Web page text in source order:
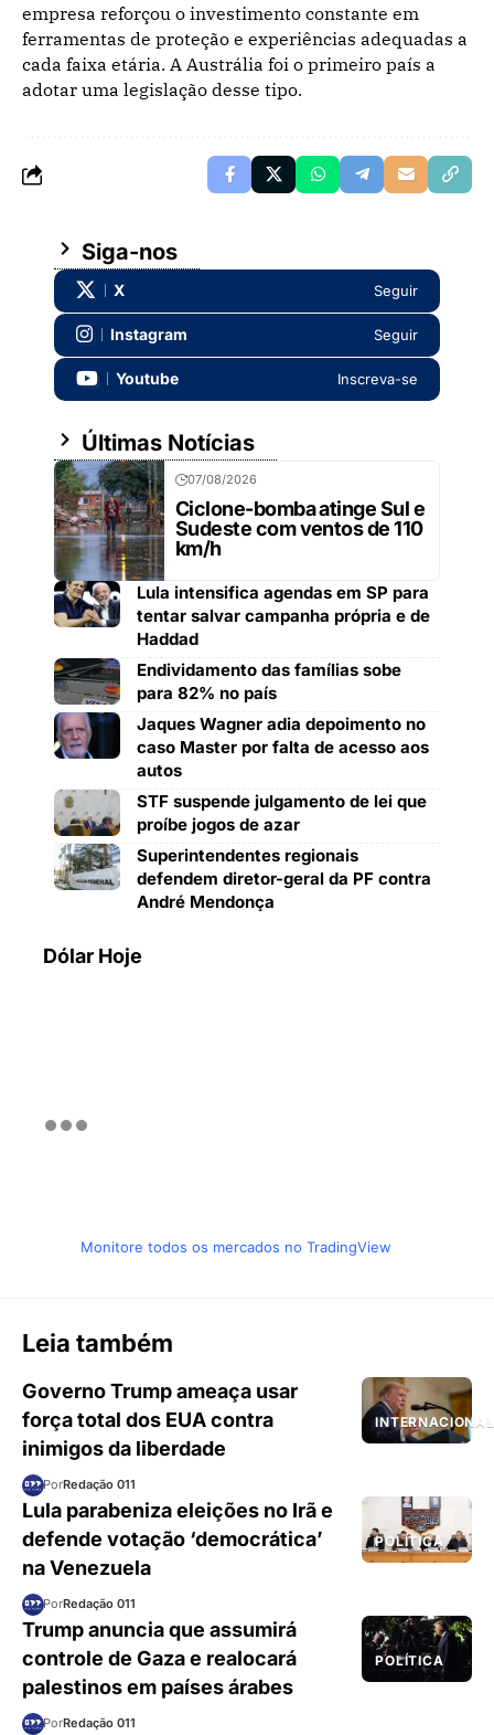
empresa reforçou o investimento constante em
ferramentas de proteção e experiências adequadas a
cada faixa etária. A Austrália foi o primeiro país a
adotar uma legislação desse tipo.
Siga-nos
X Seguir
Instagram Seguir
Youtube Inscreva-se
Últimas Notícias
07/08/2026
Ciclone-bomba atinge Sul e
Sudeste com ventos de 110
km/h
Lula intensifica agendas em SP para
tentar salvar campanha própria e de
Haddad
Endividamento das famílias sobe
para 82% no país
Jaques Wagner adia depoimento no
caso Master por falta de acesso aos
autos
STF suspende julgamento de lei que
proíbe jogos de azar
Superintendentes regionais
defendem diretor-geral da PF contra
André Mendonça
Dólar Hoje
Monitore todos os mercados no TradingView
Leia também
INTERNACIONAL
Governo Trump ameaça usar
força total dos EUA contra
inimigos da liberdade
PorRedação 011
POLÍTICA
Lula parabeniza eleições no Irã e
defende votação ‘democrática’
na Venezuela
PorRedação 011
POLÍTICA
Trump anuncia que assumirá
controle de Gaza e realocará
palestinos em países árabes
PorRedação 011